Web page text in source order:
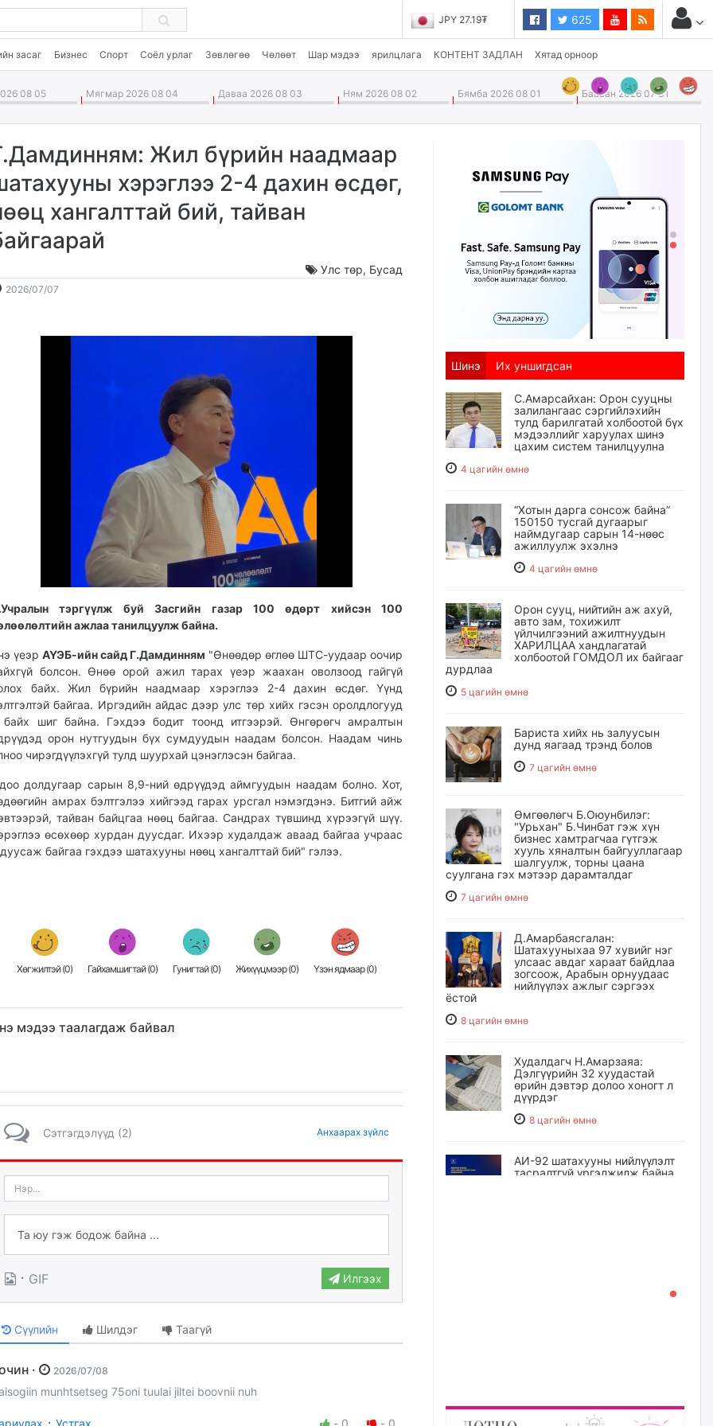
JPY 27.19₮ 625
засаг Бизнес Спорт Соёл урлаг Зөвлөгөө Чөлөөт Шар мэдээ ярилцлага КОНТЕНТ ЗАДЛАН Хятад орноор
08 05 Мягмар 2026 08 04 Даваа 2026 08 03 Ням 2026 08 02 Бямба 2026 08 01 Баасан 2026 07 31
Жил бүрийн наадмаар
хэрэглээ 2-4 дахин өсдөг,
хангалттай бий, тайван
Улс төр, Бусад
2026/07/07
тэргүүлж буй Засгийн газар 100 өдөрт хийсэн 100
ажлаа танилцуулж байна.
үеэрАҮЭБ-ийн сайд Г.Дамдинням "Өнөөдөр өглөө ШТС-уудаар оочир
болсон. Өнөө орой ажил тарах үеэр жаахан оволзоод гайгүй
байх. Жил бүрийн наадмаар хэрэглээ 2-4 дахин өсдөг. Үүнд
байгаа. Иргэдийн айдас дээр улс төр хийх гэсэн оролдлогууд
шиг байна. Гэхдээ бодит тоонд итгээрэй. Өнгөрөгч амралтын
орон нутгуудын бүх сумдуудын наадам болсон. Наадам чинь
чирэгдүүлэхгүй тулд шуурхай цэнэглэсэн байгаа.
долдугаар сарын 8,9-ний өдрүүдэд аймгуудын наадам болно. Хот,
амрах бэлтгэлээ хийгээд гарах урсгал нэмэгдэнэ. Битгий айж
тайван байцгаа нөөц байгаа. Сандрах түвшинд хүрээгүй шүү.
өсөхөөр хурдан дуусдаг. Ихээр худалдаж аваад байгаа учраас
байгаа гэхдээ шатахууны нөөц хангалттай бий" гэлээ.
Хөгжилтэй (0) Гайхамшигтай (0) Гунигтай (0) Жихүүцмээр (0) Үзэн ядмаар (0)
мэдээ таалагдаж байвал
Сэтгэгдэлүүд (2) Анхаарах зүйлс
· GIF Илгээх
Сүүлийн Шилдэг Таагүй
Зочин · 2026/07/08
munhtsetseg 75oni tuulai jiltei boovnii nuh
·
Шинэ Их уншигдсан
С.Амарсайхан: Орон сууцны
залилангаас сэргийлэхийн
тулд барилгатай холбоотой бүх
мэдээллийг харуулах шинэ
цахим систем танилцуулна
4 цагийн өмнө
“Хотын дарга сонсож байна”
150150 тусгай дугаарыг
наймдугаар сарын 14-нөөс
ажиллуулж эхэлнэ
4 цагийн өмнө
Орон сууц, нийтийн аж ахуй,
авто зам, тохижилт
үйлчилгээний ажилтнуудын
ХАРИЛЦАА хандлагатай
холбоотой ГОМДОЛ их байгааг
дурдлаа
5 цагийн өмнө
Бариста хийх нь залуусын
дунд яагаад трэнд болов
7 цагийн өмнө
Өмгөөлөгч Б.Оюунбилэг:
"Урьхан" Б.Чинбат гэж хүн
бизнес хамтрагчаа гүтгэж
хууль хяналтын байгууллагаар
шалгуулж, торны цаана
суулгана гэх мэтээр дарамталдаг
7 цагийн өмнө
Д.Амарбаясгалан:
Шатахууныхаа 97 хувийг нэг
улсаас авдаг хараат байдлаа
зогсоож, Арабын орнуудаас
нийлүүлэх ажлыг сэргээх
ёстой
8 цагийн өмнө
Худалдагч Н.Амарзаяа:
Дэлгүүрийн 32 хуудастай
өрийн дэвтэр долоо хоногт л
дүүрдэг
8 цагийн өмнө
АИ-92 шатахууны нийлүүлэлт
тасралтгүй үргэлжилж байна